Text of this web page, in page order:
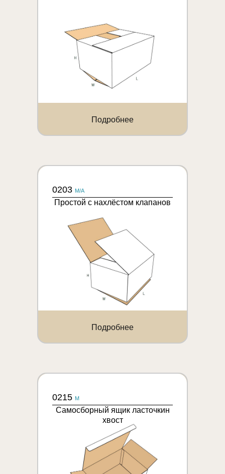
Подробнее
0203 M/A
Простой с нахлёстом клапанов
Подробнее
0215 M
Самосборный ящик ласточкин
хвост